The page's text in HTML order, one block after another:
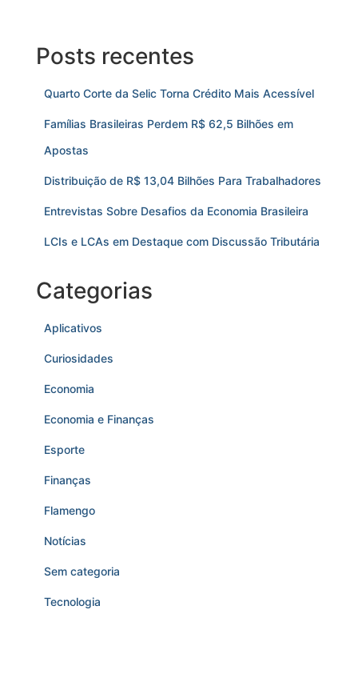
Posts recentes
Quarto Corte da Selic Torna Crédito Mais Acessível
Famílias Brasileiras Perdem R$ 62,5 Bilhões em
Apostas
Distribuição de R$ 13,04 Bilhões Para Trabalhadores
Entrevistas Sobre Desafios da Economia Brasileira
LCIs e LCAs em Destaque com Discussão Tributária
Categorias
Aplicativos
Curiosidades
Economia
Economia e Finanças
Esporte
Finanças
Flamengo
Notícias
Sem categoria
Tecnologia